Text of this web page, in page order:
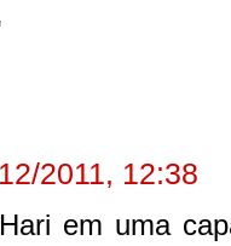
2011, 12:38
em uma